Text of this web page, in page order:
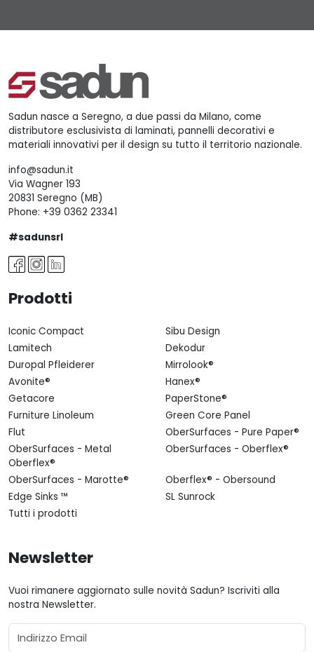
Sadun nasce a Seregno, a due passi da Milano, come
distributore esclusivista di laminati, pannelli decorativi e
materiali innovativi per il design su tutto il territorio nazionale.
info@sadun.it
Via Wagner 193
20831 Seregno (MB)
Phone: +39 0362 23341
#sadunsrl
Prodotti
Iconic Compact
Sibu Design
Lamitech
Dekodur
Duropal Pfleiderer
Mirrolook®
Avonite®
Hanex®
Getacore
PaperStone®
Furniture Linoleum
Green Core Panel
Flut
OberSurfaces - Pure Paper®
OberSurfaces - Metal
Oberflex®
OberSurfaces - Oberflex®
OberSurfaces - Marotte®
Oberflex® - Obersound
Edge Sinks ™
SL Sunrock
Tutti i prodotti
Newsletter
Vuoi rimanere aggiornato sulle novità Sadun? Iscriviti alla
nostra Newsletter.
Email